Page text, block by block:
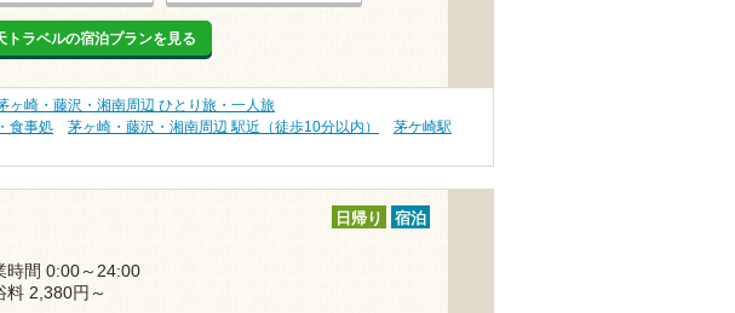
トラベルの宿泊プランを見る
ヶ崎・藤沢・湘南周辺 ひとり旅・一人旅
食事処
茅ヶ崎・藤沢・湘南周辺 駅近（徒歩10分以内）
茅ケ崎駅
日帰り 宿泊
時間 0:00～24:00
料 2,380円～